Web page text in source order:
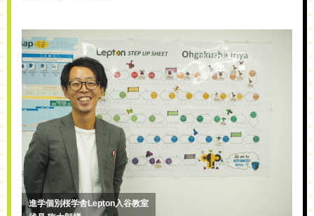
進学個別桜学舎Lepton入谷教室